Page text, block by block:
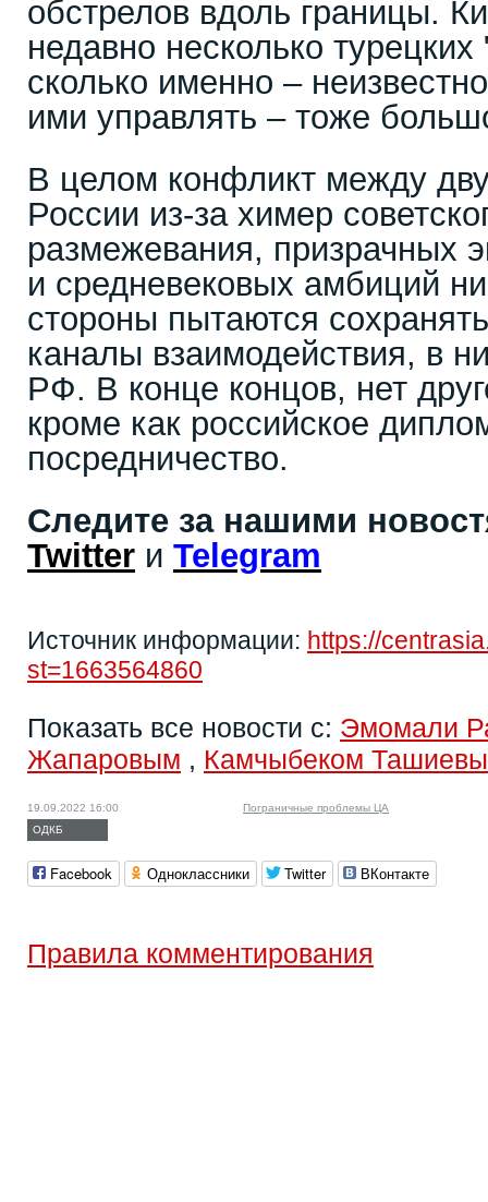
обстрелов вдоль границы.
недавно несколько
сколько именно –
ими управлять – тоже
В целом конфликт между
России из-за химер
размежевания, призрачных
и средневековых амбиций
стороны пытаются
каналы взаимодействия, в
РФ. В конце концов, нет
кроме как российское
посредничество.
Следите за нашими
Twitter и Telegram
Источник информации: https://
st=1663564860
Показать все новости с: Эмомали
Жапаровым , Камчыбеком
19.09.2022 16:00
Пограничные проблемы ЦА
ОДКБ
Facebook Одноклассники Twitter ВКонтакте
Правила комментирования